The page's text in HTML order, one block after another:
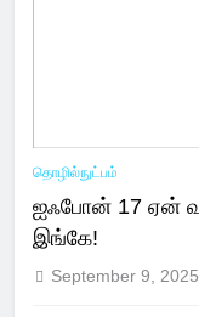
தொழில்நுட்பம்
ஐஃபோன் 17 ஏன்
இங்கே!
September 9, 2025